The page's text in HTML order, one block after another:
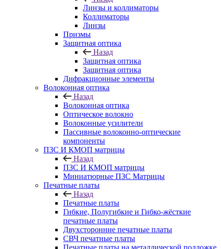
Линзы и коллиматоры
Коллиматоры
Линзы
Призмы
Защитная оптика
Назад
Защитная оптика
Защитная оптика
Дифракционные элементы
Волоконная оптика
Назад
Волоконная оптика
Оптическое волокно
Волоконные усилители
Пассивные волоконно-оптические
компоненты
ПЗС И КМОП матрицы
Назад
ПЗС И КМОП матрицы
Миниатюрные ПЗС Матрицы
Печатные платы
Назад
Печатные платы
Гибкие, Полугибкие и Гибко-жёсткие
печатные платы
Двухсторонние печатные платы
СВЧ печатные платы
Печатные платы на металлической подложке